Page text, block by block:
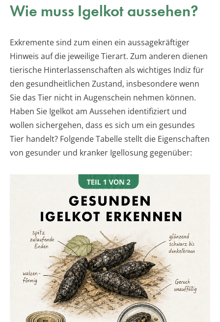
Wie muss Igelkot aussehen?
Exkremente sind zum einen ein aussagekräftiger
Hinweis auf die jeweilige Tierart. Zum anderen dienen
tierische Hinterlassenschaften als wichtiges Indiz für
den gesundheitlichen Zustand, insbesondere wenn
Sie das Tier nicht in Augenschein nehmen können.
Haben Sie Igelkot am Aussehen identifiziert und
wollen sichergehen, dass es sich um ein gesundes
Tier handelt? Folgende Tabelle stellt die Eigenschaften
von gesunder und kranker Igellosung gegenüber: